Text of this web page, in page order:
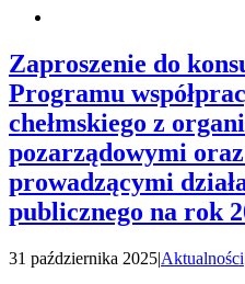
Zaproszenie do
Programu
chełmskiego z
pozarządowymi
prowadzącymi
publicznego na rok
31 października 2025|Aktualności